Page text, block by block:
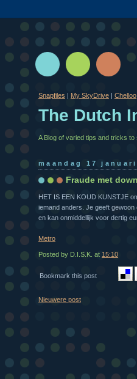
Snapfiles | My SkyDrive | Chelloo
The Dutch
A Blog of varied tips and tricks to
maandag 17 januari
Fraude met
HET IS EEN KOUD KUNSTJE
iemand anders. Je geeft
en kan onmiddellijk voor dertig
Metro
Posted by D.I.S.K. at 15:10
Bookmark this post
Nieuwere post